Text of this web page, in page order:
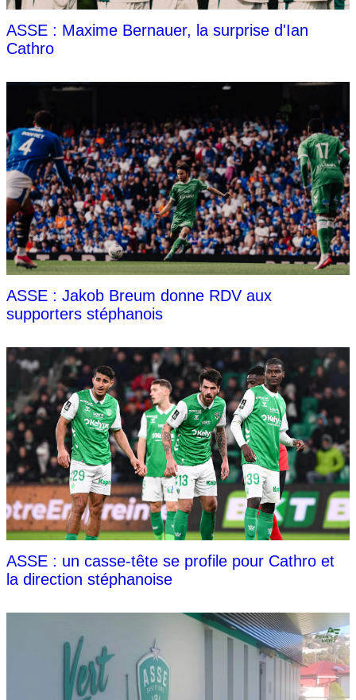
ASSE : Maxime Bernauer, la surprise d'Ian
Cathro
ASSE : Jakob Breum donne RDV aux
supporters stéphanois
ASSE : un casse-tête se profile pour Cathro et
la direction stéphanoise